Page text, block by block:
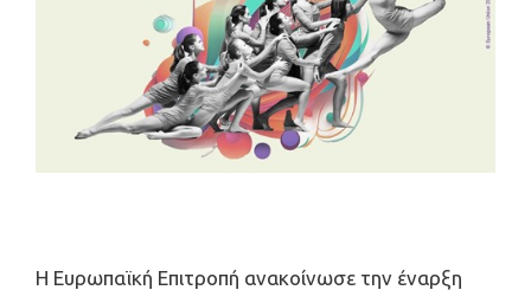
Η Ευρωπαϊκή Επιτροπή ανακοίνωσε την έναρξη